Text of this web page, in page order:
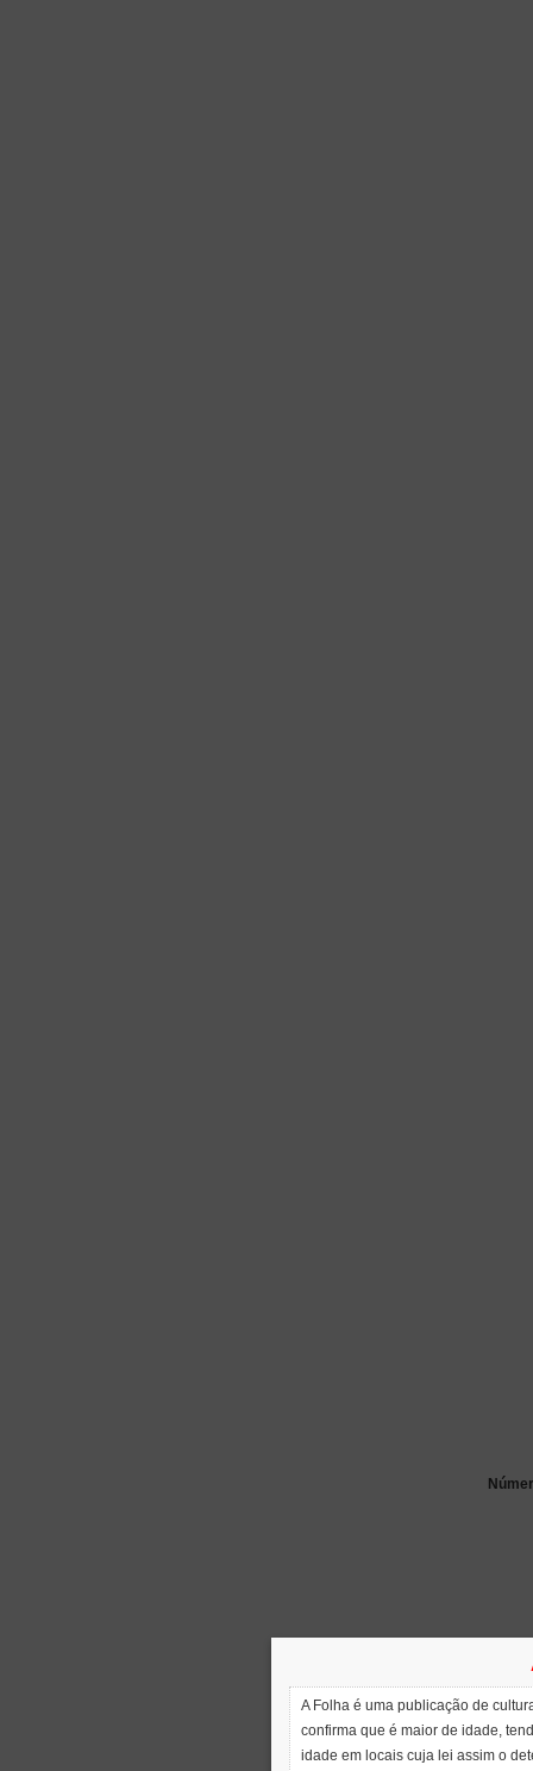
A Folha é uma publicação de
confirma que é maior de idade,
idade em locais cuja lei assim o